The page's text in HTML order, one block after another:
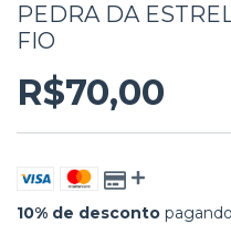
PEDRA DA
FIO
R$70,00
10% de desconto